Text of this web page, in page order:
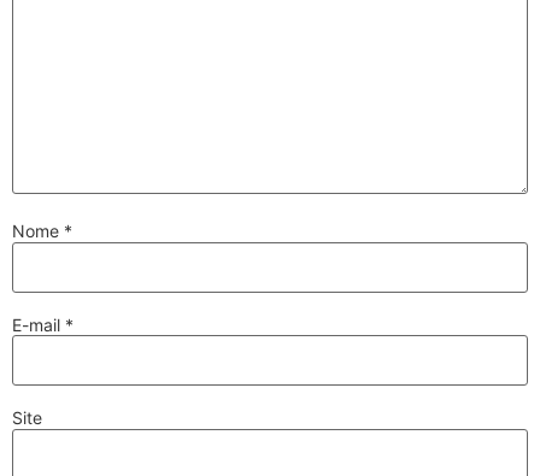
Nome *
E-mail *
Site